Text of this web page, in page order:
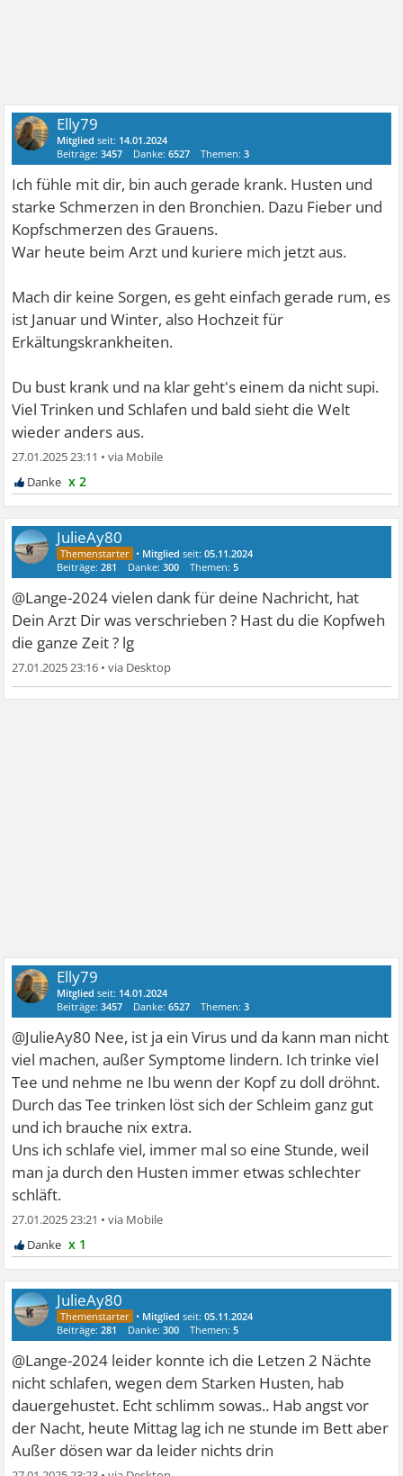
Elly79
Mitglied seit: 14.01.2024
Beiträge:3457 Danke:6527 Themen:3
Ich fühle mit dir, bin auch gerade krank. Husten und
starke Schmerzen in den Bronchien. Dazu Fieber und
Kopfschmerzen des Grauens.
War heute beim Arzt und kuriere mich jetzt aus.
Mach dir keine Sorgen, es geht einfach gerade rum, es
ist Januar und Winter, also Hochzeit für
Erkältungskrankheiten.
Du bust krank und na klar geht's einem da nicht supi.
Viel Trinken und Schlafen und bald sieht die Welt
wieder anders aus.
27.01.2025 23:11 •
x 2
JulieAy80
• Mitglied seit:05.11.2024
Beiträge:281 Danke:300 Themen:5
@Lange-2024 vielen dank für deine Nachricht, hat
Dein Arzt Dir was verschrieben ? Hast du die Kopfweh
die ganze Zeit ? lg
27.01.2025 23:16 •
Elly79
Mitglied seit: 14.01.2024
Beiträge:3457 Danke:6527 Themen:3
@JulieAy80 Nee, ist ja ein Virus und da kann man nicht
viel machen, außer Symptome lindern. Ich trinke viel
Tee und nehme ne Ibu wenn der Kopf zu doll dröhnt.
Durch das Tee trinken löst sich der Schleim ganz gut
und ich brauche nix extra.
Uns ich schlafe viel, immer mal so eine Stunde, weil
man ja durch den Husten immer etwas schlechter
schläft.
27.01.2025 23:21 •
x 1
JulieAy80
• Mitglied seit:05.11.2024
Beiträge:281 Danke:300 Themen:5
@Lange-2024 leider konnte ich die Letzen 2 Nächte
nicht schlafen, wegen dem Starken Husten, hab
dauergehustet. Echt schlimm sowas.. Hab angst vor
der Nacht, heute Mittag lag ich ne stunde im Bett aber
Außer dösen war da leider nichts drin